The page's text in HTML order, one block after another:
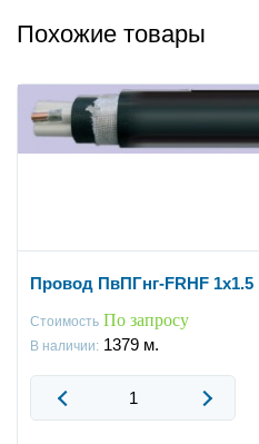
Похожие товары
Провод ПвПГнг-FRHF 1x1.5
Стоимость По запросу
В наличии: 1379 м.